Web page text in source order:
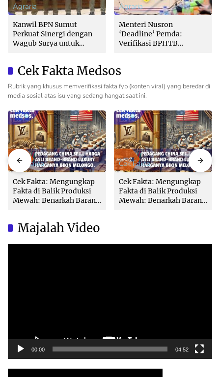
Agraria
Kanwil BPN Sumut
Perkuat Sinergi dengan
Wagub Surya untuk
Agraria
Menteri Nusron
‘Deadline’ Pemda:
Verifikasi BPHTB
Lambat!
Cek Fakta Medsos
Rubrik yang khusus memverifikasi fakta fyp (konten viral) yang beredar di
media sosial atas isu yang sedang hangat saat ini.
Cek Fakta
Cek Fakta: Mengungkap
Fakta di Balik Produksi
Mewah: Benarkah Barang
Cek Fakta
Cek Fakta: Mengungkap
Fakta di Balik Produksi
Mewah: Benarkah Barang
Majalah Video
00:00 04:52